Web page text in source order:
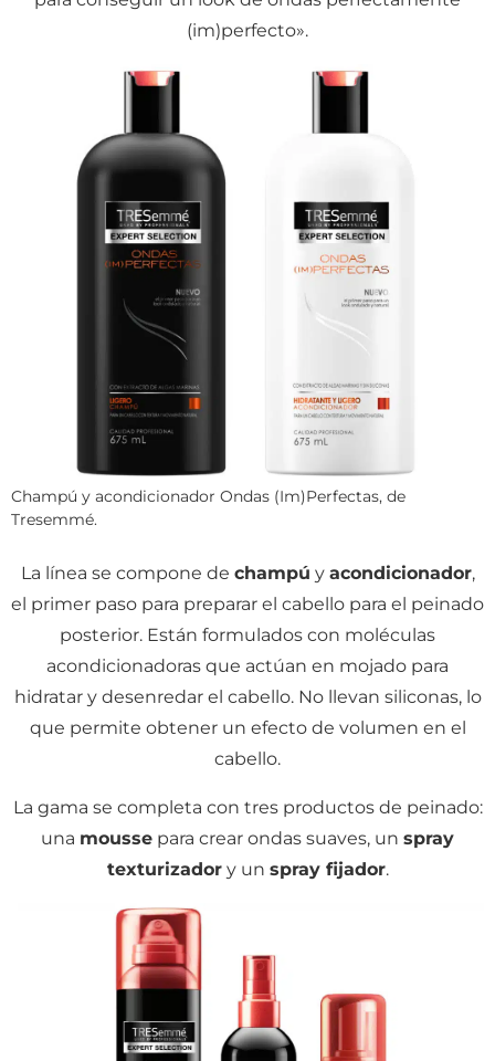
(im)perfecto».
Champú y acondicionador Ondas (Im)Perfectas, de
Tresemmé.
La línea se compone de champú y acondicionador,
el primer paso para preparar el cabello para el peinado
posterior. Están formulados con moléculas
acondicionadoras que actúan en mojado para
hidratar y desenredar el cabello. No llevan siliconas, lo
que permite obtener un efecto de volumen en el
cabello.
La gama se completa con tres productos de peinado:
una mousse para crear ondas suaves, un spray
texturizadory un spray fijador.